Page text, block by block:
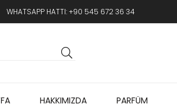
WHATSAPP HATTI: +90 545 672 36 34
HAKKIMIZDA PARFÜM